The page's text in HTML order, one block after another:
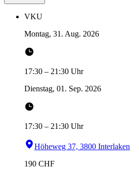
VKU
Montag, 31. Aug. 2026
17:30 – 21:30 Uhr
Dienstag, 01. Sep. 2026
17:30 – 21:30 Uhr
Höheweg 37, 3800 Interlaken
190 CHF